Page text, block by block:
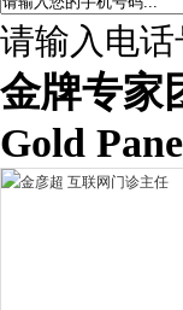
请输入电
金牌专家
Gold